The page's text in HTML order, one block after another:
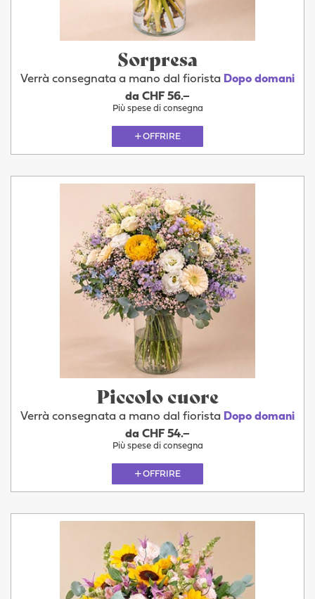
Sorpresa
Verrà consegnata a mano dal fiorista Dopo domani
da CHF 56.–
Più spese di consegna
OFFRIRE
Piccolo cuore
Verrà consegnata a mano dal fiorista Dopo domani
da CHF 54.–
Più spese di consegna
OFFRIRE